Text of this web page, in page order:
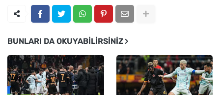
BUNLARI DA OKUYABILIRSINIZ